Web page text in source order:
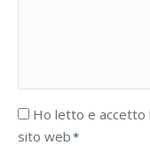
Accettazione
Privacy
Ho letto e accetto
sito web*